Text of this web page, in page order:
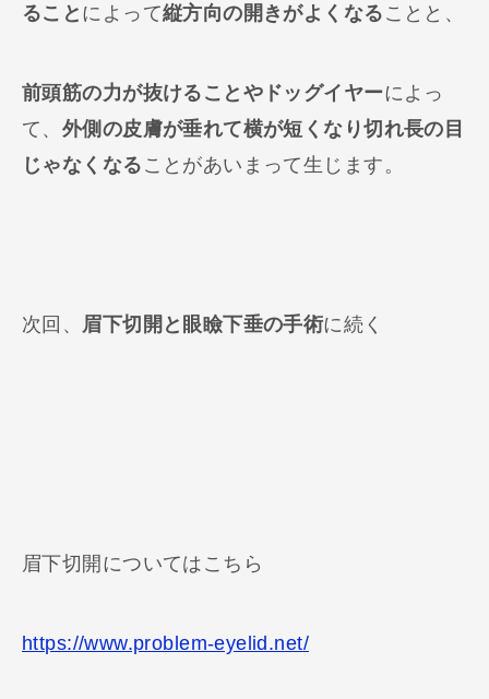
ることによって縦方向の開きがよくなることと、
前頭筋の力が抜けることやドッグイヤーによっ
て、 外側の皮膚が垂れて横が短くなり切れ長の目
じゃなくなることがあいまって生じます。
次回、 眉下切開と眼瞼下垂の手術に続く
眉下切開についてはこちら
https://www.problem-eyelid.net/